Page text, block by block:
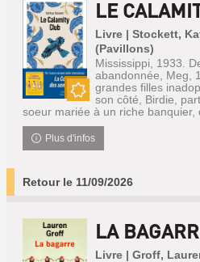
Nouveauté
LE
Livre | Stockett,
(Pavillons)
Mississippi, 1933.
abandonnée, Meg,
grandes filles
son côté, Birdie,
soeur mariée à un riche banquier,
Plus d'infos
Retour le 11/09/2026
LA
Livre | Groff,